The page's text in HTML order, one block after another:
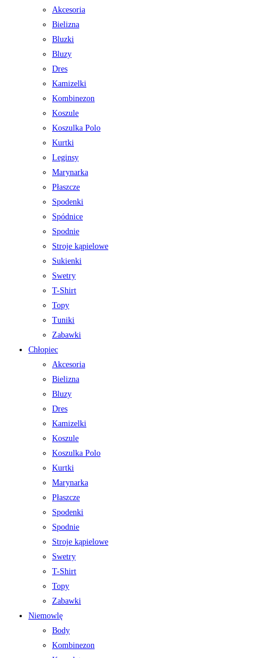
Akcesoria
Bielizna
Bluzki
Bluzy
Dres
Kamizelki
Kombinezon
Koszule
Koszulka Polo
Kurtki
Leginsy
Marynarka
Płaszcze
Spodenki
Spódnice
Spodnie
Stroje kąpielowe
Sukienki
Swetry
T-Shirt
Topy
Tuniki
Zabawki
Chłopiec
Akcesoria
Bielizna
Bluzy
Dres
Kamizelki
Koszule
Koszulka Polo
Kurtki
Marynarka
Płaszcze
Spodenki
Spodnie
Stroje kąpielowe
Swetry
T-Shirt
Topy
Zabawki
Niemowlę
Body
Kombinezon